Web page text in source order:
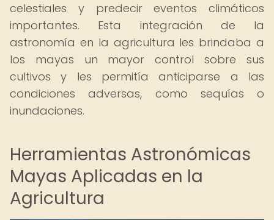
celestiales y predecir eventos climáticos
importantes. Esta integración de la
astronomía en la agricultura les brindaba a
los mayas un mayor control sobre sus
cultivos y les permitía anticiparse a las
condiciones adversas, como sequías o
inundaciones.
Herramientas Astronómicas
Mayas Aplicadas en la
Agricultura